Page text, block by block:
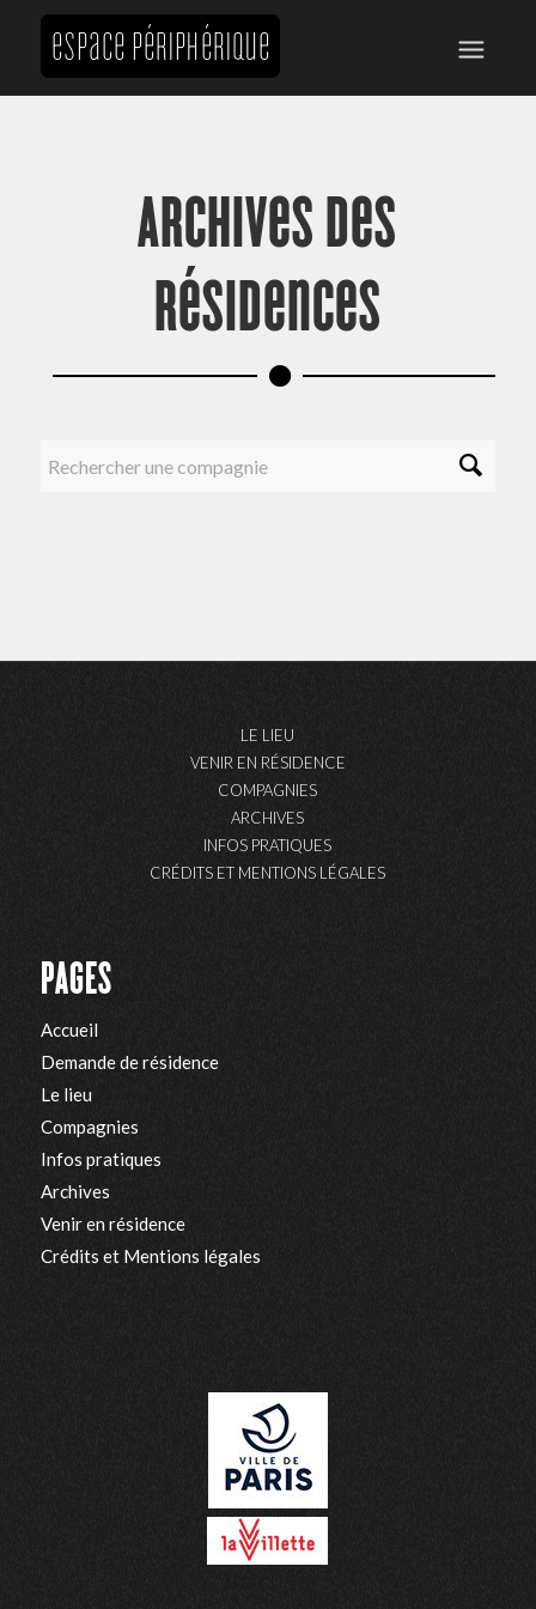
Archives des
résidences
LE LIEU
VENIR EN RÉSIDENCE
COMPAGNIES
ARCHIVES
INFOS PRATIQUES
CRÉDITS ET MENTIONS LÉGALES
PAGES
Accueil
Demande de résidence
Le lieu
Compagnies
Infos pratiques
Archives
Venir en résidence
Crédits et Mentions légales